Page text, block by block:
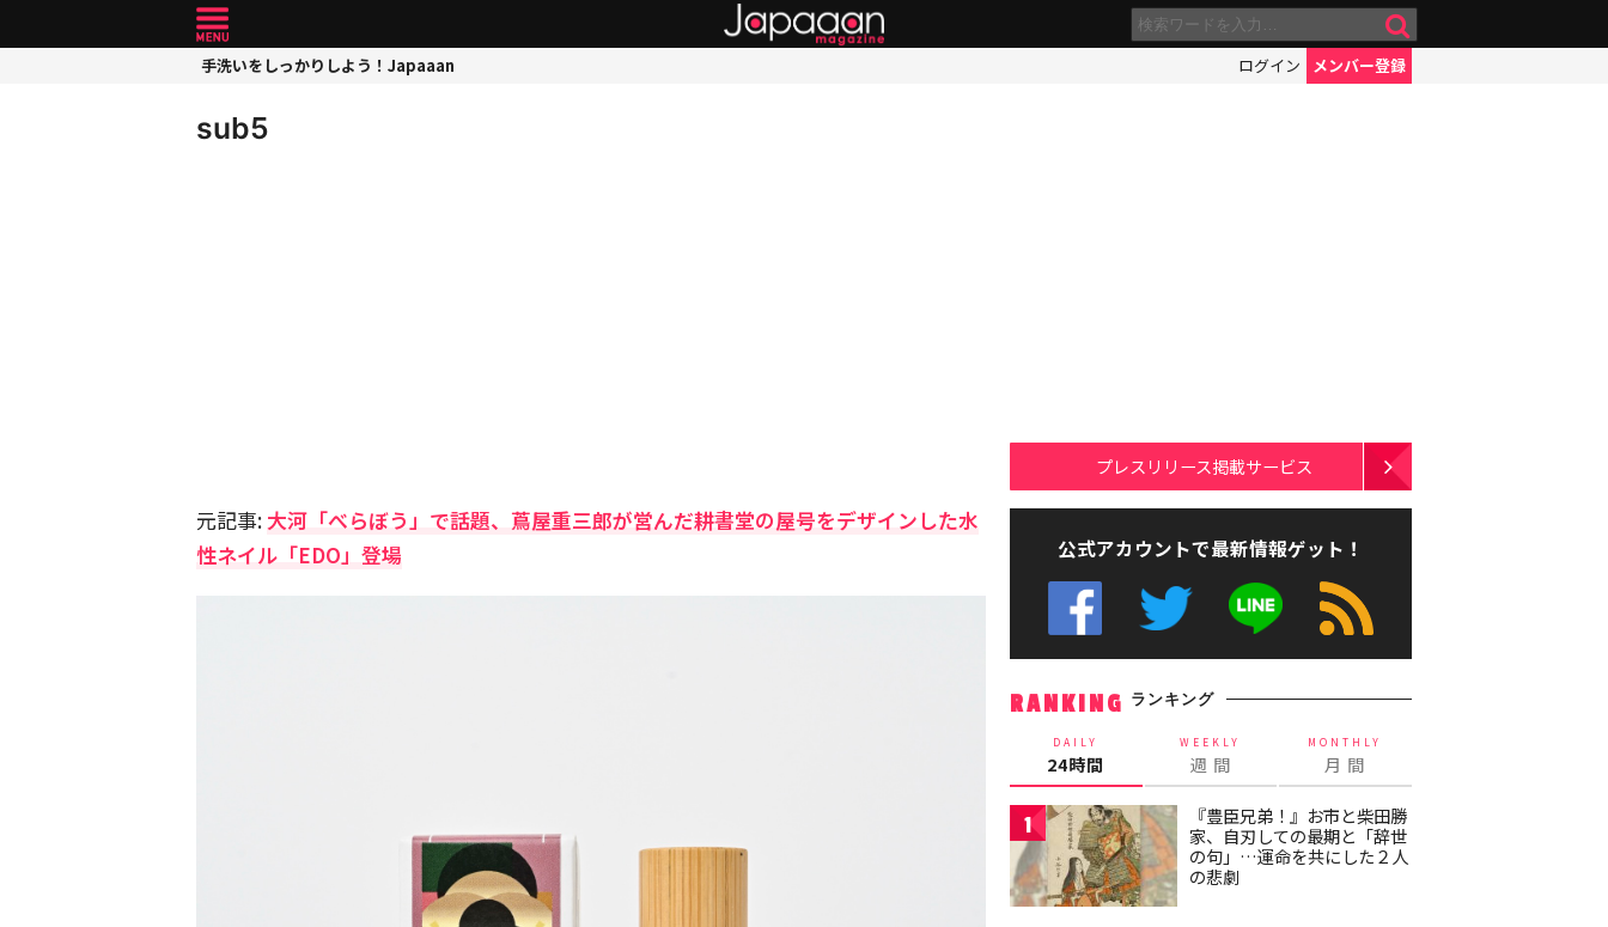
手洗いをしっかりしよう！Japaaan ログイン メンバー登録
sub5
元記事:大河「べらぼう」で話題、蔦屋重三郎が営んだ耕書堂の屋号をデザインした水
性ネイル「EDO」登場
プレスリリース掲載サービス
公式アカウントで最新情報ゲット！
RANKING ランキング
DAILY
24時間
WEEKLY
週 間
MONTHLY
月 間
1
『豊臣兄弟！』お市と柴田勝
家、自刃しての最期と「辞世
の句」…運命を共にした２人
の悲劇